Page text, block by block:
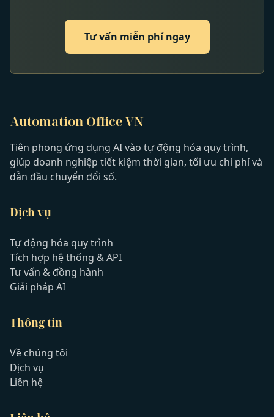
Tư vấn miễn phí ngay
Automation Office VN
Tiên phong ứng dụng AI vào tự động hóa quy trình,
giúp doanh nghiệp tiết kiệm thời gian, tối ưu chi phí và
dẫn đầu chuyển đổi số.
Dịch vụ
Tự động hóa quy trình
Tích hợp hệ thống & API
Tư vấn & đồng hành
Giải pháp AI
Thông tin
Về chúng tôi
Dịch vụ
Liên hệ